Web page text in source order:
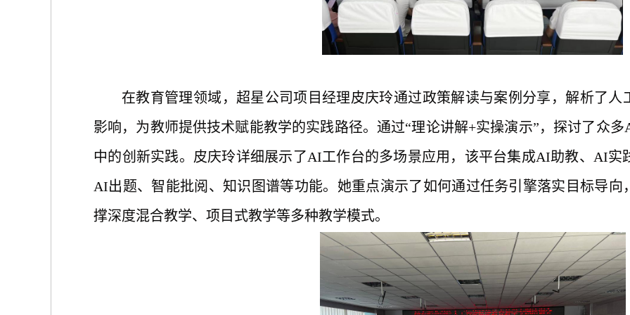
在教育管理领域，超星公司项目经理皮庆玲通过政策解读与案例分享，解析了
影响，为教师提供技术赋能教学的实践路径。通过“理论讲解+实操演示”，探讨了众多
中的创新实践。皮庆玲详细展示了AI工作台的多场景应用，该平台集成AI助教、AI
AI出题、智能批阅、知识图谱等功能。 她重点演示了如何通过任务引擎落实目标导
撑深度混合教学、项目式教学等多种教学模式。